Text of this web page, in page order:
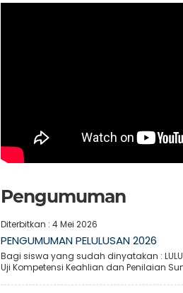
Pengumuman
Diterbitkan :4 Mei 2026
PENGUMUMAN PELULUSAN 2026
Bagi siswa yang sudah dinyatakan :
Uji Kompetensi Keahlian dan Penilaian